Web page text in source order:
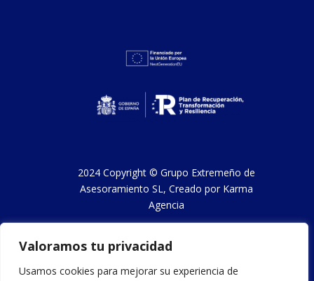
Valoramos tu privacidad
Usamos cookies para mejorar su experiencia de
2024 Copyright © Grupo Extremeño de
Asesoramiento SL, Creado por Karma
Agencia